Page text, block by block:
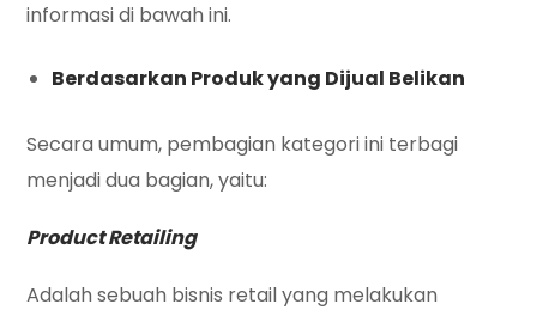
informasi di bawah ini.
Berdasarkan Produk yang Dijual Belikan
Secara umum, pembagian kategori ini terbagi
menjadi dua bagian, yaitu:
Product Retailing
Adalah sebuah bisnis retail yang melakukan